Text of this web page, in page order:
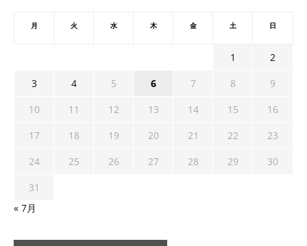
月 火 水 木 金 土 日
1
2
3
4 5 6 7 8
9
10
11 12 13 14 15
16
17
18 19 20 21 22
23
24
25 26 27 28 29
30
31
« 7月